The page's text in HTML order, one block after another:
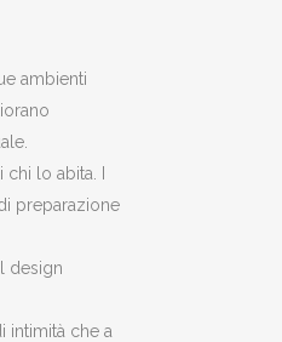
ambienti
chi lo abita. I
preparazione
design
intimità che a